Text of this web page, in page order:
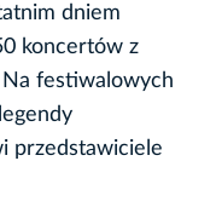
dniem
koncertów z
Na festiwalowych
przedstawiciele